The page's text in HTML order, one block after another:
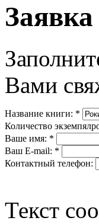
Вами
Название книги: *
Количество
Ваше имя: *
Ваш E-mail: *
Контактный телефон:
Текст